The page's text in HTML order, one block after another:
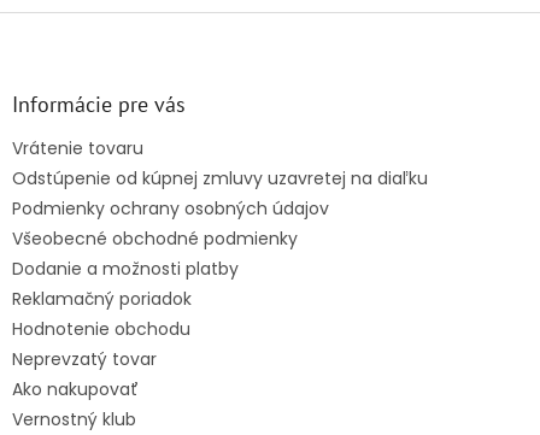
Z
Informácie pre vás
Vrátenie tovaru
Odstúpenie od kúpnej zmluvy uzavretej na diaľku
Podmienky ochrany osobných údajov
Všeobecné obchodné podmienky
Dodanie a možnosti platby
Reklamačný poriadok
Hodnotenie obchodu
Neprevzatý tovar
Ako nakupovať
Vernostný klub